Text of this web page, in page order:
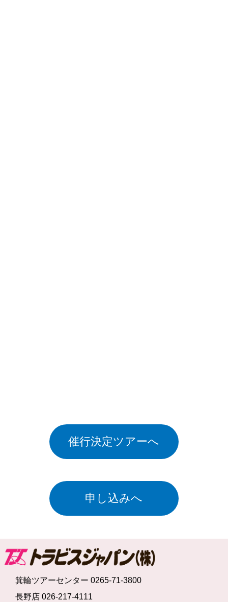
催行決定ツアーへ
申し込みへ
箕輪ツアーセンター 0265-71-3800
長野店 026-217-4111